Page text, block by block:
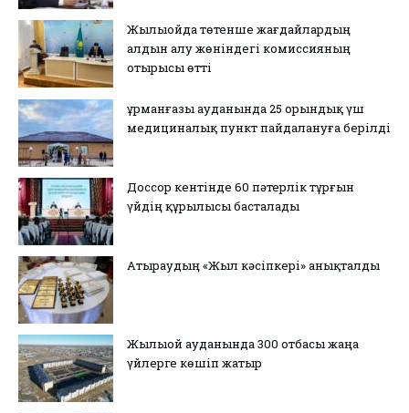
Жылыойда төтенше жағдайлардың
алдын алу жөніндегі комиссияның
отырысы өтті
Құрманғазы ауданында 25 орындық үш
медициналық пункт пайдалануға берілді
Доссор кентінде 60 пәтерлік тұрғын
үйдің құрылысы басталады
Атыраудың «Жыл кәсіпкері» анықталды
Жылыой ауданында 300 отбасы жаңа
үйлерге көшіп жатыр